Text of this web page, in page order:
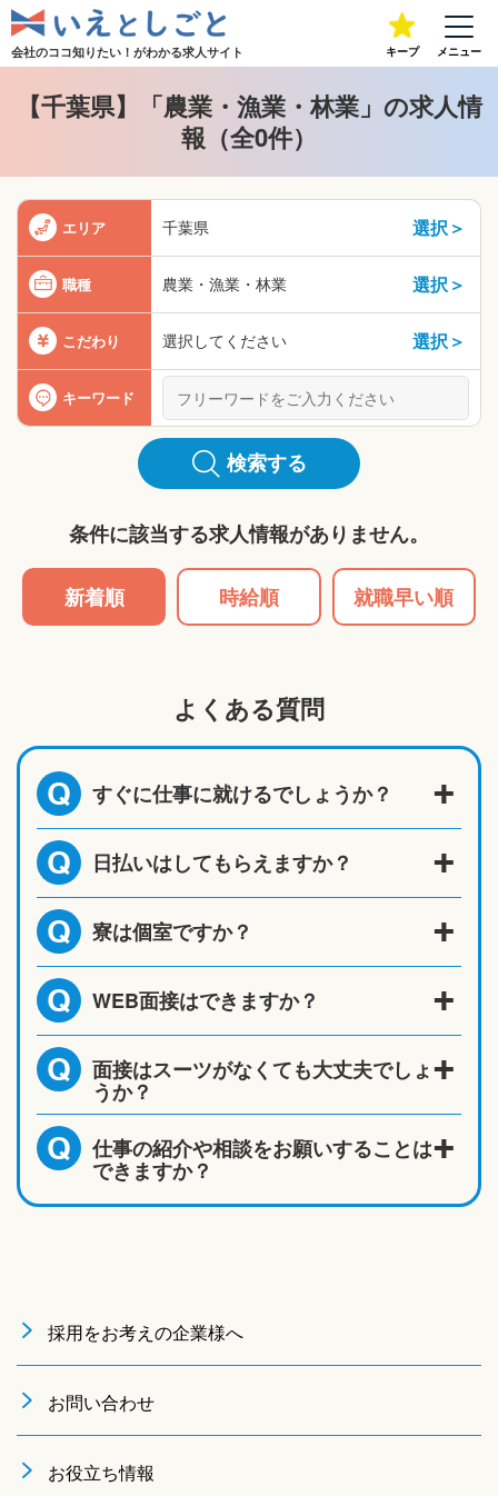
会社のココ知りたい！がわかる求人サイト キープ メニュー
【千葉県】「農業・漁業・林業」の求人情
報（全0件）
エリア 千葉県 選択＞
職種 農業・漁業・林業 選択＞
こだわり 選択してください 選択＞
キーワード
検索する
条件に該当する求人情報がありません。
新着順 時給順 就職早い順
よくある質問
Q すぐに仕事に就けるでしょうか？
Q 日払いはしてもらえますか？
Q 寮は個室ですか？
Q WEB面接はできますか？
Q 面接はスーツがなくても大丈夫でしょ
うか？
Q 仕事の紹介や相談をお願いすることは
できますか？
採用をお考えの企業様へ
お問い合わせ
お役立ち情報